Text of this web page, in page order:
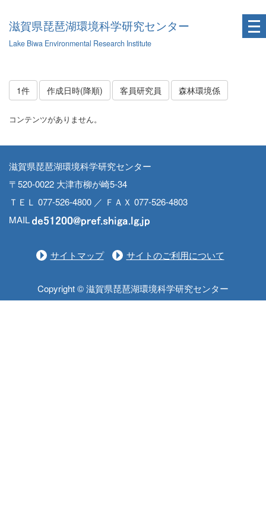
滋賀県琵琶湖環境科学研究センター
Lake Biwa Environmental Research Institute
1件 作成日時(降順) 客員研究員 森林環境係
コンテンツがありません。
滋賀県琵琶湖環境科学研究センター
〒520-0022 大津市柳が崎5-34
ＴＥＬ 077-526-4800 ／ ＦＡＸ 077-526-4803
MAIL
サイトマップ サイトのご利用について
Copyright © 滋賀県琵琶湖環境科学研究センター